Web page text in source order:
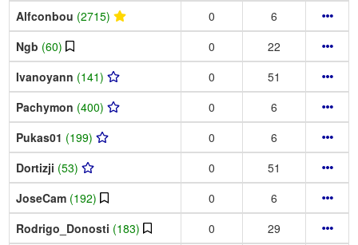
Alfconbou (2715) 0
6
Ngb (60) 0
22
Ivanoyann (141) 0
51
Pachymon (400) 0
6
Pukas01 (199) 0
6
Dortizji (53) 0
51
JoseCam (192) 0
6
Rodrigo_Donosti (183) 0
29